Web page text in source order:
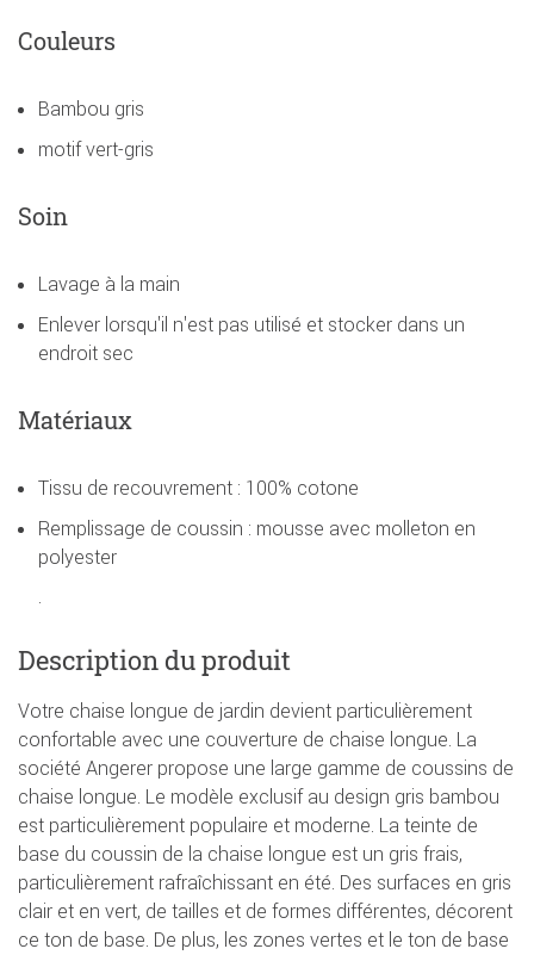
Couleurs
Bambou gris
motif vert-gris
Soin
Lavage à la main
Enlever lorsqu'il n'est pas utilisé et stocker dans un
endroit sec
Matériaux
Tissu de recouvrement : 100% cotone
Remplissage de coussin : mousse avec molleton en
polyester
.
Description du produit
Votre chaise longue de jardin devient particulièrement
confortable avec une couverture de chaise longue. La
société Angerer propose une large gamme de coussins de
chaise longue. Le modèle exclusif au design gris bambou
est particulièrement populaire et moderne. La teinte de
base du coussin de la chaise longue est un gris frais,
particulièrement rafraîchissant en été. Des surfaces en gris
clair et en vert, de tailles et de formes différentes, décorent
ce ton de base. De plus, les zones vertes et le ton de base